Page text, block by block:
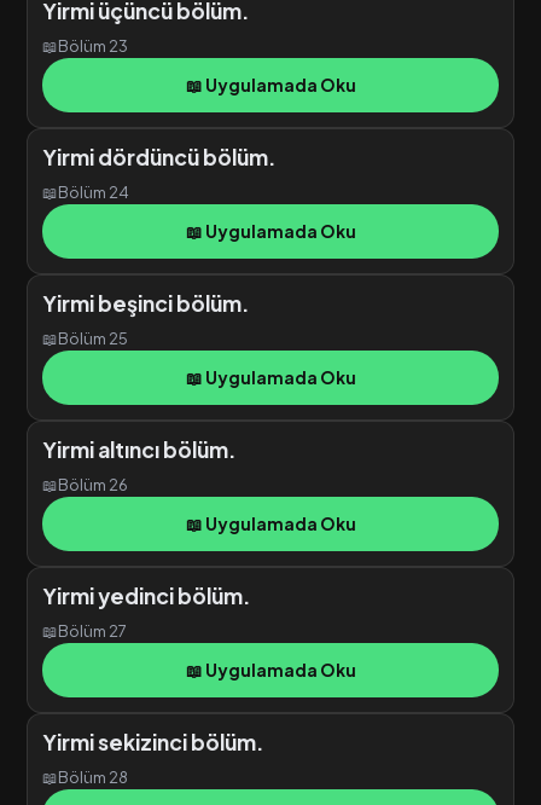
Yirmi üçüncü bölüm.
📖Bölüm 23
📖 Uygulamada Oku
Yirmi dördüncü bölüm.
📖Bölüm 24
📖 Uygulamada Oku
Yirmi beşinci bölüm.
📖Bölüm 25
📖 Uygulamada Oku
Yirmi altıncı bölüm.
📖Bölüm 26
📖 Uygulamada Oku
Yirmi yedinci bölüm.
📖Bölüm 27
📖 Uygulamada Oku
Yirmi sekizinci bölüm.
📖Bölüm 28